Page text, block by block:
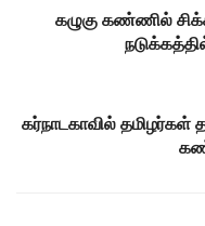
கழுகு கண்ணில்
கர்நாடகாவில்